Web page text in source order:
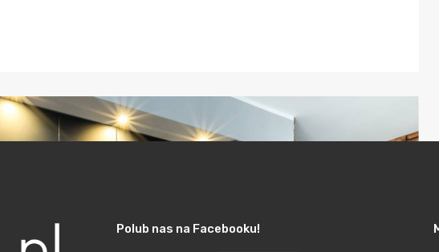
Polub nas na Facebooku!